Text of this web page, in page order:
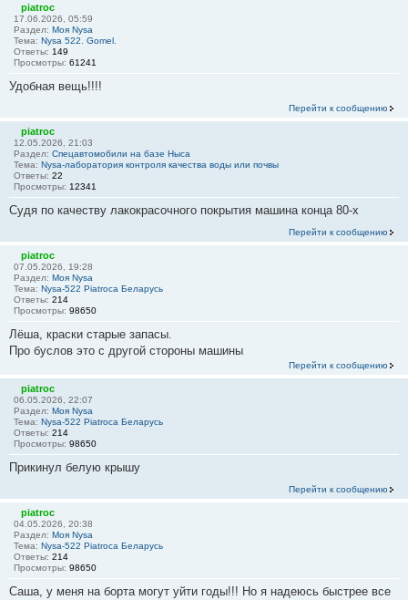
piatroc
17.06.2026, 05:59
Раздел: Моя Nysa
Тема: Nysa 522. Gomel.
Ответы: 149
Просмотры: 61241
Удобная вещь!!!!
Перейти к сообщению
piatroc
12.05.2026, 21:03
Раздел: Спецавтомобили на базе Ныса
Тема: Nysa-лаборатория контроля качества воды или почвы
Ответы: 22
Просмотры: 12341
Судя по качеству лакокрасочного покрытия машина конца 80-х
Перейти к сообщению
piatroc
07.05.2026, 19:28
Раздел: Моя Nysa
Тема: Nysa-522 Piatroca Беларусь
Ответы: 214
Просмотры: 98650
Лёша, краски старые запасы.
Про буслов это с другой стороны машины
Перейти к сообщению
piatroc
06.05.2026, 22:07
Раздел: Моя Nysa
Тема: Nysa-522 Piatroca Беларусь
Ответы: 214
Просмотры: 98650
Прикинул белую крышу
Перейти к сообщению
piatroc
04.05.2026, 20:38
Раздел: Моя Nysa
Тема: Nysa-522 Piatroca Беларусь
Ответы: 214
Просмотры: 98650
Саша, у меня на борта могут уйти годы!!! Но я надеюсь быстрее все